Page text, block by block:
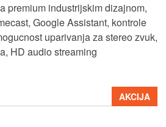
premium industrijskim dizajnom,
Google Assistant, kontrole
uparivanja za stereo zvuk,
HD audio streaming
AKCIJA